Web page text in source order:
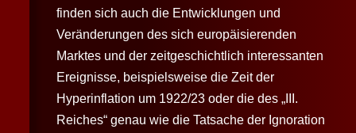
finden sich auch die Entwicklungen und
Veränderungen des sich europäisierenden
Marktes und der zeitgeschichtlich interessanten
Ereignisse, beispielsweise die Zeit der
Hyperinflation um 1922/23 oder die des „III.
Reiches“ genau wie die Tatsache der Ignoration